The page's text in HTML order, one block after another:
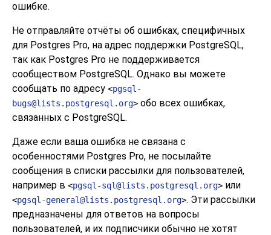
ошибке.
Не отправляйте отчёты об ошибках, специфичных
для Postgres Pro, на адрес поддержки PostgreSQL,
так как Postgres Pro не поддерживается
сообществом PostgreSQL. Однако вы можете
сообщать по адресу <pgsql-
bugs@lists.postgresql.org> обо всех ошибках,
связанных с PostgreSQL.
Даже если ваша ошибка не связана с
особенностями Postgres Pro, не посылайте
сообщения в списки рассылки для пользователей,
например в <pgsql-sql@lists.postgresql.org> или
<pgsql-general@lists.postgresql.org>. Эти рассылки
предназначены для ответов на вопросы
пользователей, и их подписчики обычно не хотят